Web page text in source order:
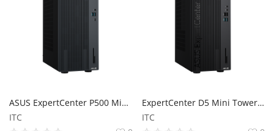
ASUS ExpertCenter P500 Mini Tower (P500MV) ASUS
ITC
ExpertCenter D5 Mini Tower (D500MER) ASUS
ITC